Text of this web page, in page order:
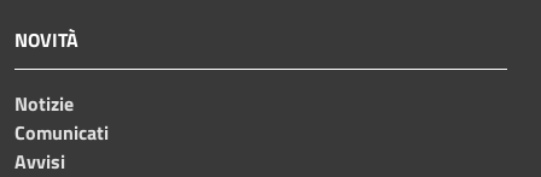
NOVITÀ
Notizie
Comunicati
Avvisi